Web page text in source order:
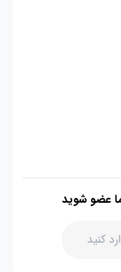
عضو شوید